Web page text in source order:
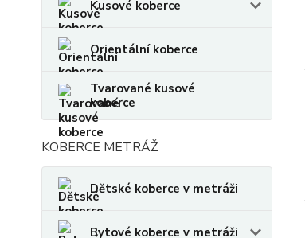
Kusové koberce
Orientální koberce
Tvarované kusové
koberce
KOBERCE METRÁŽ
Dětské koberce v metráži
Bytové koberce v metráži